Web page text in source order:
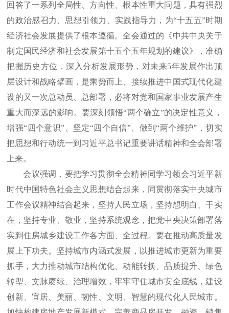
回答了一系列全局性、方向性、根本性重大问题，具有强烈
的政治感召力、思想引领力、实践指导力，为“十五五”时期
经济社会发展提供了根本遵循。全会通过的《中共中央关于
制定国民经济和社会发展第十五个五年规划的建议》，准确
把握历史方位，深入分析发展形势，对未来5年发展作出顶
层设计和战略擘画，是乘势而上、接续推进中国式现代化建
设的又一次总动员、总部署，必将对党和国家事业发展产生
重大而深远的影响。要深刻领悟“两个确立”的决定性意义，
增强“四个意识”、坚定“四个自信”、做到“两个维护”，切实
把思想和行动统一到习近平总书记重要讲话精神和全会部署
上来。
会议强调，要把学习贯彻全会精神同学习领会习近平新
时代中国特色社会主义思想结合起来，同贯彻落实中央城市
工作会议精神结合起来，坚持人民立场，坚持想明白、干实
在，坚持专业、敬业，坚持系统观念，把党中央决策部署落
实到住房城乡建设工作各方面、全过程。要在推动高质量发
展上下功夫。坚持城市内涵式发展，以推进城市更新为重要
抓手，大力推动城市结构优化、动能转换、品质提升、绿色
转型、文脉赓续、治理增效，牢牢守住城市安全底线，建设
创新、宜居、美丽、韧性、文明、智慧的现代化人民城市。